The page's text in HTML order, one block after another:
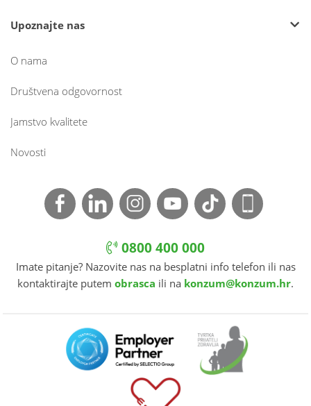
Upoznajte nas
O nama
Društvena odgovornost
Jamstvo kvalitete
Novosti
0800 400 000
Imate pitanje? Nazovite nas na besplatni info telefon ili nas
kontaktirajte putem obrasca ili na konzum@konzum.hr.